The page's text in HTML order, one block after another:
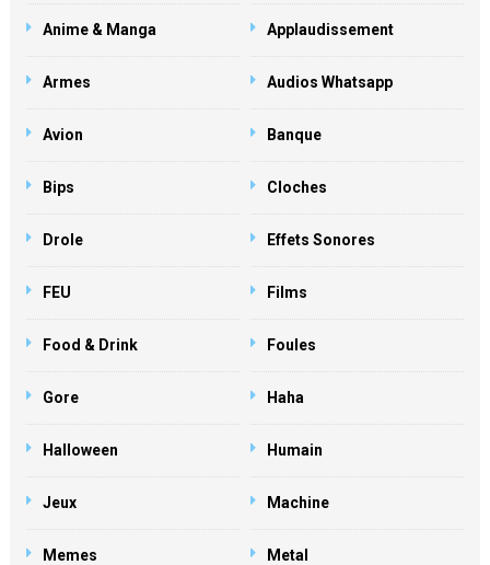
Anime & Manga Applaudissement
Armes Audios Whatsapp
Avion Banque
Bips Cloches
Drole Effets Sonores
FEU Films
Food & Drink Foules
Gore Haha
Halloween Humain
Jeux Machine
Memes Metal